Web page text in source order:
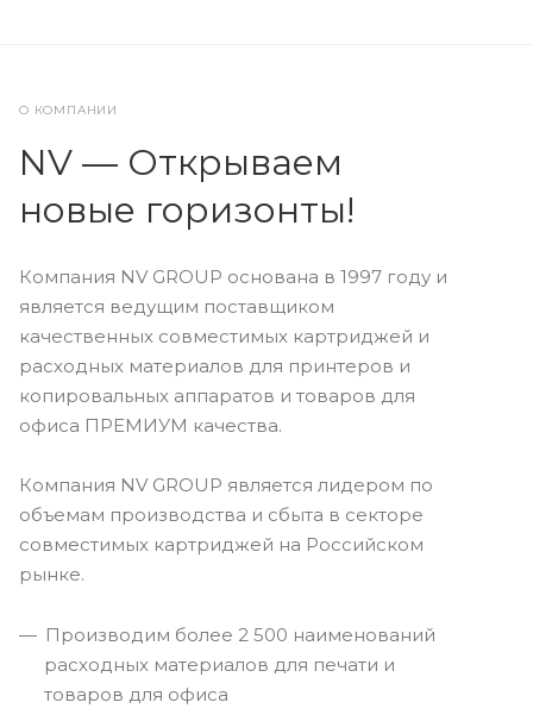
О КОМПАНИИ
NV — Открываем
новые горизонты!
Компания NV GROUP основана в 1997 году и
является ведущим поставщиком
качественных совместимых картриджей и
расходных материалов для принтеров и
копировальных аппаратов и товаров для
офиса ПРЕМИУМ качества.
Компания NV GROUP является лидером по
объемам производства и сбыта в секторе
совместимых картриджей на Российском
рынке.
Производим более 2 500 наименований
расходных материалов для печати и
товаров для офиса